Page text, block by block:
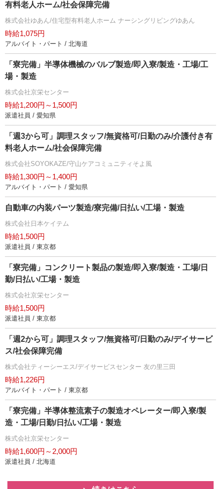
有料老人ホーム/社会保障完備
株式会社ゆあん/住宅型有料老人ホーム ナーシングリビングゆあん
時給1,075円
アルバイト・パート / 北海道
「寮完備」半導体機械のバルブ製造/即入寮/製造・工場/工
場・製造
株式会社京栄センター
時給1,200円～1,500円
派遣社員 / 愛知県
「週3から可」調理スタッフ/無資格可/日勤のみ/介護付き有
料老人ホーム/社会保障完備
株式会社SOYOKAZE/守山ケアコミュニティそよ風
時給1,300円～1,400円
アルバイト・パート / 愛知県
自動車の内装パーツ製造/寮完備/日払い/工場・製造
株式会社日本ケイテム
時給1,500円
派遣社員 / 東京都
「寮完備」コンクリート製品の製造/即入寮/製造・工場/日
勤/日払い/工場・製造
株式会社京栄センター
時給1,500円
派遣社員 / 東京都
「週2から可」調理スタッフ/無資格可/日勤のみ/デイサービ
ス/社会保障完備
株式会社ティーシーエス/デイサービスセンター 友の里三田
時給1,226円
アルバイト・パート / 東京都
「寮完備」半導体整流素子の製造オペレーター/即入寮/製
造・工場/日勤/日払い/工場・製造
株式会社京栄センター
時給1,600円～2,000円
派遣社員 / 北海道